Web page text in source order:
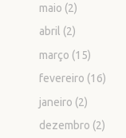
maio (2)
abril (2)
março (15)
fevereiro (16)
janeiro (2)
dezembro (2)